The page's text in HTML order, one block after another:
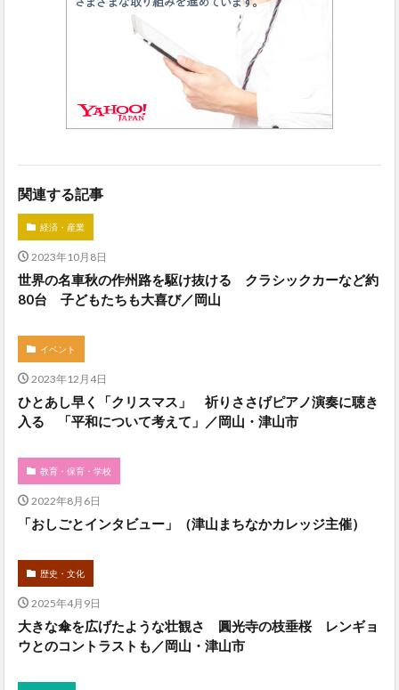
関連する記事
経済・産業
2023年10月8日
世界の名車秋の作州路を駆け抜ける クラシックカーなど約
80台 子どもたちも大喜び／岡山
イベント
2023年12月4日
ひとあし早く「クリスマス」 祈りささげピアノ演奏に聴き
入る 「平和について考えて」／岡山・津山市
教育・保育・学校
2022年8月6日
「おしごとインタビュー」（津山まちなかカレッジ主催）
歴史・文化
2025年4月9日
大きな傘を広げたような壮観さ 圓光寺の枝垂桜 レンギョ
ウとのコントラストも／岡山・津山市